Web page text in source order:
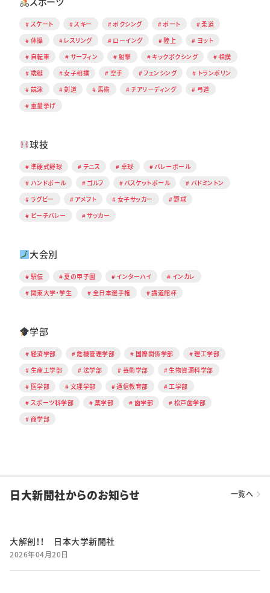
スケート スキー ボクシング ボート
柔道
体操
レスリング ローイング 陸上
ヨット
自転車
サーフィン 射撃 キックボクシング
相撲
端艇
女子相撲 空手 フェンシング
トランポリン
競泳
剣道 馬術 チアリーディング
弓道
重量挙げ
球技
準硬式野球 テニス 卓球
バレーボール
ハンドボール
ゴルフ バスケットボール
バドミントン
ラグビー
アメフト 女子サッカー
野球
ビーチバレー
サッカー
大会別
駅伝 夏の甲子園 インターハイ
インカレ
関東大学・学生
全日本選手権 講道館杯
学部
経済学部 危機管理学部 国際関係学部
理工学部
生産工学部
法学部 芸術学部
生物資源科学部
医学部
文理学部 通信教育部
工学部
スポーツ科学部
薬学部 歯学部
松戸歯学部
商学部
日大新聞社からのお知らせ 一覧へ
大解剖！！ 日本大学新聞社
2026年04月20日